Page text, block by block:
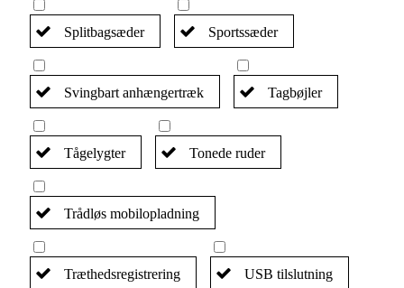
Splitbagsæder Sportssæder
Svingbart anhængertræk Tagbøjler
Tågelygter Tonede ruder
Trådløs mobilopladning
Træthedsregistrering USB tilslutning